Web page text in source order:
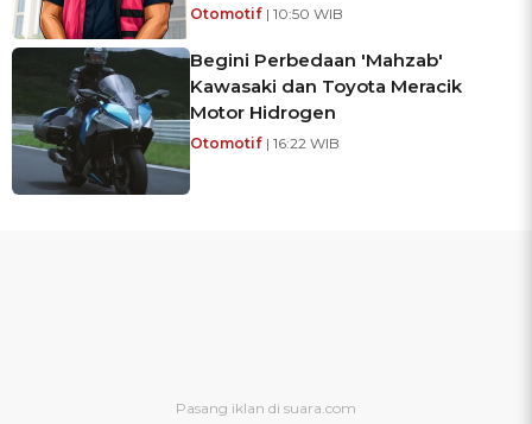
Otomotif | 10:50 WIB
Begini Perbedaan 'Mahzab'
Kawasaki dan Toyota Meracik
Motor Hidrogen
Otomotif | 16:22 WIB